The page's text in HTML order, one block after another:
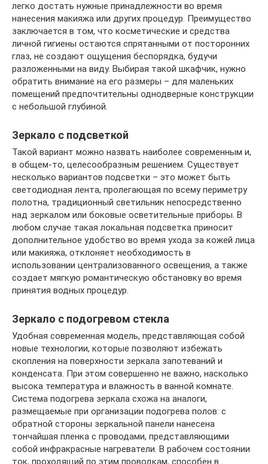
легко достать нужные принадлежности во время
нанесения макияжа или других процедур. Преимущество
заключается в том, что косметические и средства
личной гигиены остаются спрятанными от посторонних
глаз, не создают ощущения беспорядка, будучи
разложенными на виду. Выбирая такой шкафчик, нужно
обратить внимание на его размеры – для маленьких
помещений предпочтительны однодверные конструкции
с небольшой глубиной.
Зеркало с подсветкой
Такой вариант можно назвать наиболее современным и,
в общем-то, целесообразным решением. Существует
несколько вариантов подсветки – это может быть
светодиодная лента, пролегающая по всему периметру
полотна, традиционный светильник непосредственно
над зеркалом или боковые осветительные приборы. В
любом случае такая локальная подсветка приносит
дополнительное удобство во время ухода за кожей лица
или макияжа, отклоняет необходимость в
использовании централизованного освещения, а также
создает мягкую романтическую обстановку во время
принятия водных процедур.
Зеркало с подогревом стекла
Удобная современная модель, представляющая собой
новые технологии, которые позволяют избежать
скопления на поверхности зеркала запотеваний и
конденсата. При этом совершенно не важно, насколько
высока температура и влажность в ванной комнате.
Система подогрева зеркала схожа на аналоги,
размещаемые при организации подогрева полов: с
обратной стороны зеркальной панели нанесена
тончайшая пленка с проводами, представляющими
собой инфракрасные нагреватели. В рабочем состоянии
ток, проходящий по этим проводкам, способен в